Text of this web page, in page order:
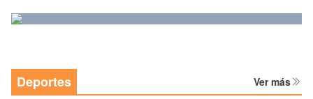
Deportes Ver más